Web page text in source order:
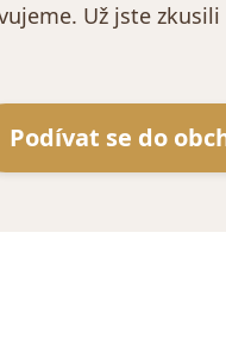
Už jste zkusili
Podívat se do